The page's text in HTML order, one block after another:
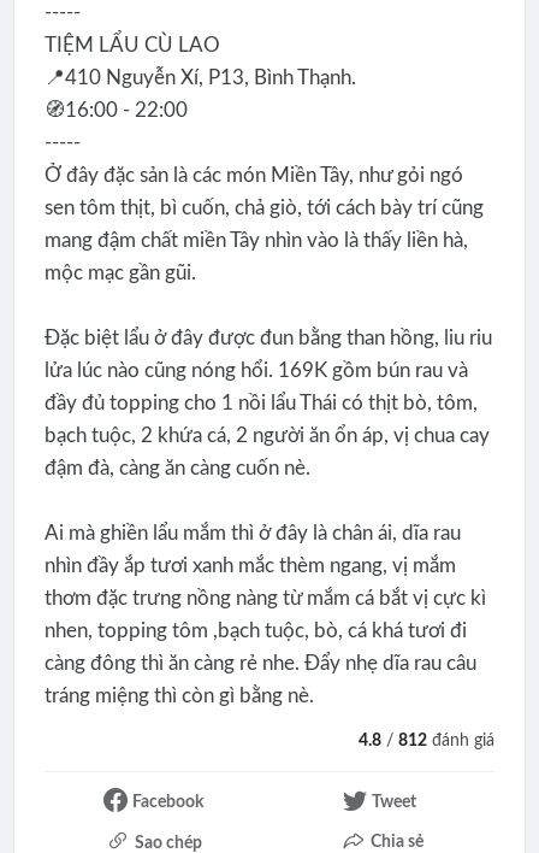
-----
TIỆM LẨU CÙ LAO
📍410 Nguyễn Xí, P13, Bình Thạnh.
🧭16:00 - 22:00
-----
Ở đây đặc sản là các món Miền Tây, như gỏi ngó
sen tôm thịt, bì cuốn, chả giò, tới cách bày trí cũng
mang đậm chất miền Tây nhìn vào là thấy liền hà,
mộc mạc gần gũi.
Đặc biệt lẩu ở đây được đun bằng than hồng, liu riu
lửa lúc nào cũng nóng hổi. 169K gồm bún rau và
đầy đủ topping cho 1 nồi lẩu Thái có thịt bò, tôm,
bạch tuộc, 2 khứa cá, 2 người ăn ổn áp, vị chua cay
đậm đà, càng ăn càng cuốn nè.
Ai mà ghiền lẩu mắm thì ở đây là chân ái, dĩa rau
nhìn đầy ắp tươi xanh mắc thèm ngang, vị mắm
thơm đặc trưng nồng nàng từ mắm cá bắt vị cực kì
nhen, topping tôm ,bạch tuộc, bò, cá khá tươi đi
càng đông thì ăn càng rẻ nhe. Đẩy nhẹ dĩa rau câu
tráng miệng thì còn gì bằng nè.
4.8 /812 đánh giá
Facebook Tweet
Sao chép Chia sẻ